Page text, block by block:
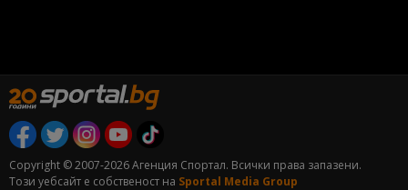
Copyright © 2007-2026 Агенция Спортал. Всички права запазени.
Този уебсайт е собственост на Sportal Media Group